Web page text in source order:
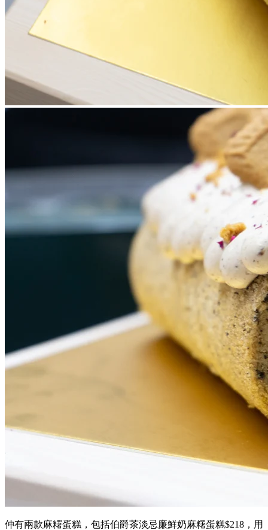
仲有兩款麻糬蛋糕，包括伯爵茶淡忌廉鮮奶麻糬蛋糕$218，用